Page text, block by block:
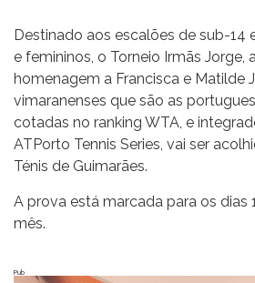
Destinado aos escalões de sub-14
e femininos, o Torneio Irmãs Jorge,
homenagem a Francisca e Matilde
vimaranenses que são as
cotadas no ranking WTA, e
ATPorto Tennis Series, vai ser
Ténis de Guimarães.
A prova está marcada para os dias
mês.
Pub